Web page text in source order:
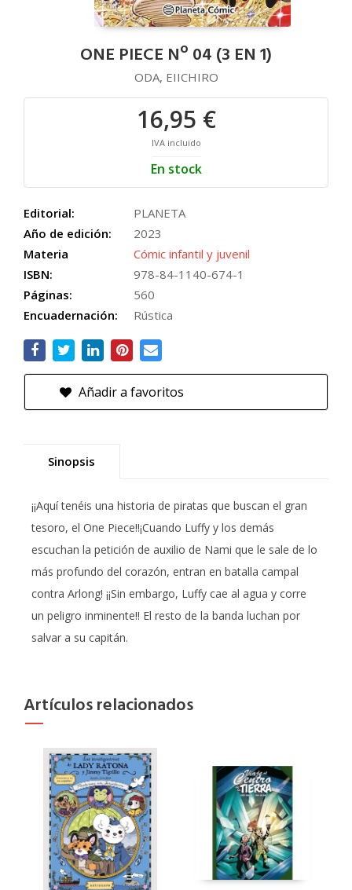
ONE PIECE Nº 04 (3 EN 1)
ODA, EIICHIRO
16,95 €
IVA incluido
En stock
Editorial:
PLANETA
Año de edición:
2023
Materia
Cómic infantil y juvenil
ISBN:
978-84-1140-674-1
Páginas:
560
Encuadernación:
Rústica
Añadir a favoritos
Sinopsis
¡¡Aquí tenéis una historia de piratas que buscan el gran
tesoro, el One Piece!!¡Cuando Luffy y los demás
escuchan la petición de auxilio de Nami que le sale de lo
más profundo del corazón, entran en batalla campal
contra Arlong! ¡¡Sin embargo, Luffy cae al agua y corre
un peligro inminente!! El resto de la banda luchan por
salvar a su capitán.
Artículos relacionados